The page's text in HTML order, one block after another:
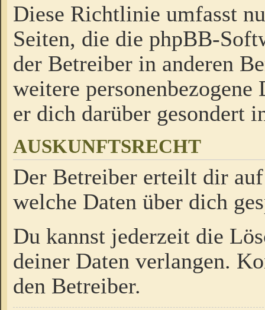
Diese Richtlinie umfasst
Seiten, die die phpBB-
der Betreiber in anderen
weitere
er dich darüber gesondert
AUSKUNFTSRECHT
Der Betreiber erteilt dir
welche Daten über dich
Du kannst jederzeit die
deiner Daten verlangen.
den Betreiber.